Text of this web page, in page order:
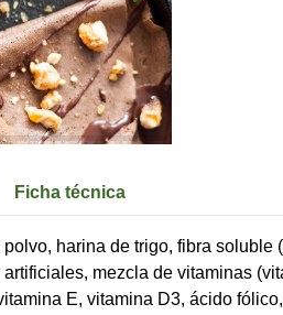
Ficha técnica
harina de trigo, fibra
mezcla de vitaminas
E, vitamina D3, ácido